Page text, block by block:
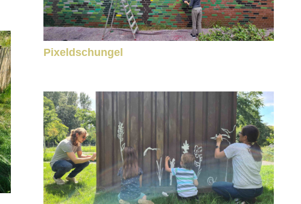
Pixeldschungel